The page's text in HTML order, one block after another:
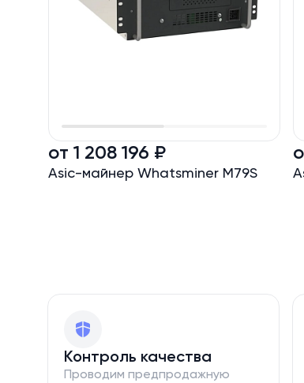
от 1 208 196 ₽
Asic-майнер Whatsminer M79S
Контроль качества
Проводим предпродажную